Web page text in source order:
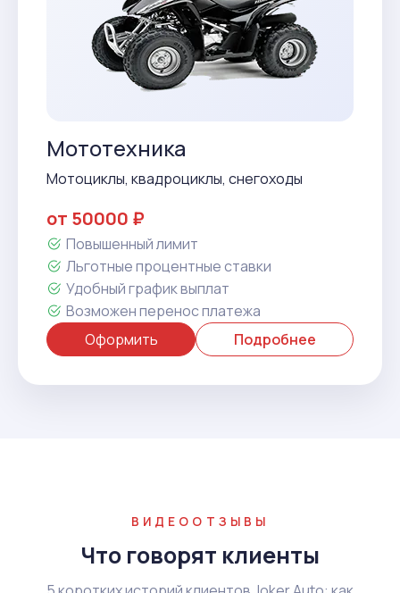
Мототехника
Мотоциклы, квадроциклы, снегоходы
от 50000 ₽
Повышенный лимит
Льготные процентные ставки
Удобный график выплат
Возможен перенос платежа
Оформить
Подробнее
ВИДЕООТЗЫВЫ
Что говорят клиенты